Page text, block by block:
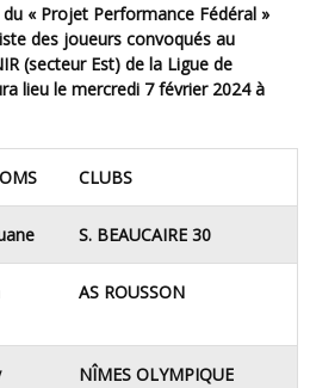
des joueurs convoqués au
(secteur Est) de la Ligue de
lieu le mercredi 7 février 2024 à
CLUBS
S. BEAUCAIRE 30
AS ROUSSON
NÎMES OLYMPIQUE